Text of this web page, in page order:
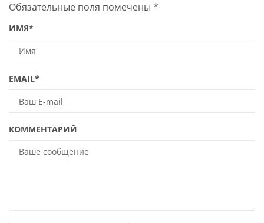
Обязательные поля помечены *
ИМЯ*
EMAIL*
КОММЕНТАРИЙ